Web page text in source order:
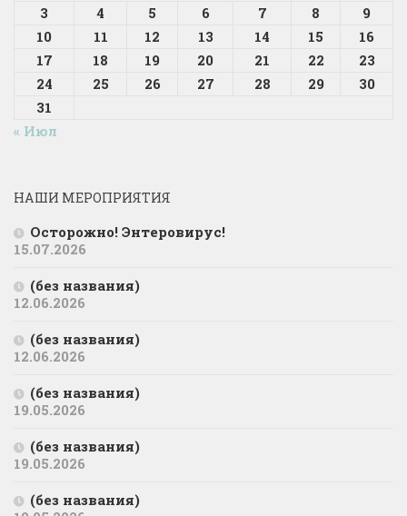
3
4 5 6 7 8
9
10
11 12 13 14 15
16
17
18 19 20 21 22
23
24
25 26 27 28 29
30
31
« Июл
НАШИ МЕРОПРИЯТИЯ
Осторожно! Энтеровирус!
15.07.2026
(без названия)
12.06.2026
(без названия)
12.06.2026
(без названия)
19.05.2026
(без названия)
19.05.2026
(без названия)